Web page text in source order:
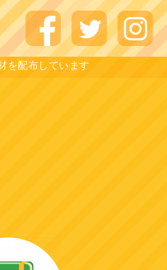
を配布しています